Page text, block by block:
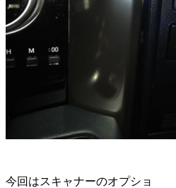
今回はスキャナーのオプショ